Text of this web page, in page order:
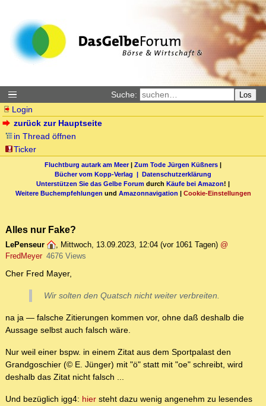
Suche: Los
Login
zurück zur Hauptseite
in Thread öffnen
Ticker
Fluchtburg autark am Meer| Zum Tode Jürgen Küßners |
Bücher vom Kopp-Verlag | Datenschutzerklärung
Unterstützen Sie das Gelbe Forum durch Käufe bei Amazon! |
Weitere Buchempfehlungen und Amazonnavigation | Cookie-Einstellungen
Alles nur Fake?
LePenseur , Mittwoch, 13.09.2023, 12:04 (vor 1061 Tagen) @
FredMeyer 4676 Views
Cher Fred Mayer,
Wir solten den Quatsch nicht weiter verbreiten.
na ja — falsche Zitierungen kommen vor, ohne daß deshalb die
Aussage selbst auch falsch wäre.
Nur weil einer bspw. in einem Zitat aus dem Sportpalast den
Grandgoschier (© E. Jünger) mit "ö" statt mit "oe" schreibt, wird
deshalb das Zitat nicht falsch ...
Und bezüglich igg4: hier steht dazu wenig angenehm zu lesendes